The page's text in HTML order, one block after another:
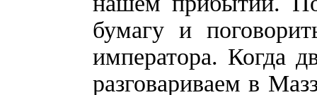
бумагу и
императора. Когда
разговариваем в